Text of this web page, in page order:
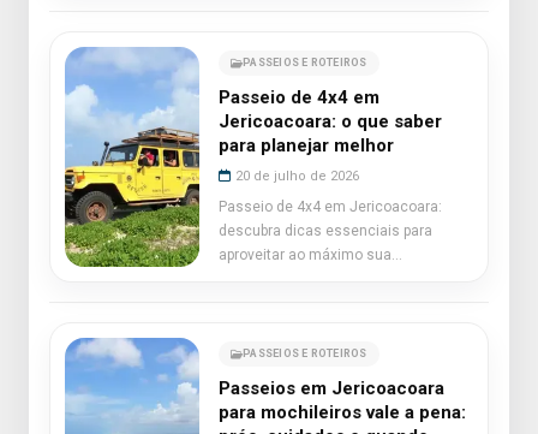
PASSEIOS E ROTEIROS
Passeio de 4x4 em
Jericoacoara: o que saber
para planejar melhor
20 de julho de 2026
Passeio de 4x4 em Jericoacoara:
descubra dicas essenciais para
aproveitar ao máximo sua
PASSEIOS E ROTEIROS
Passeios em Jericoacoara
para mochileiros vale a pena: